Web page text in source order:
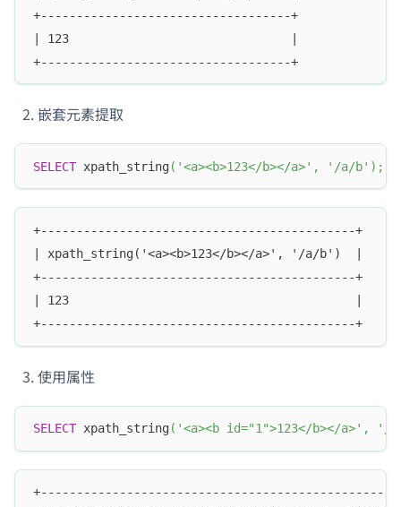
+-----------------------------------+
| 123                               |
+-----------------------------------+
嵌套元素提取
SELECT xpath_string( '<a><b>123</b></a>' , '/a/b' ) ;
+--------------------------------------------+
| xpath_string('<a><b>123</b></a>', '/a/b')  |
+--------------------------------------------+
| 123                                        |
+--------------------------------------------+
使用属性
SELECT xpath_string( '<a><b id="1">123</b></a>' , '//